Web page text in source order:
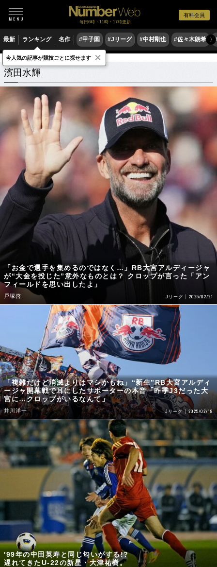
有料会員
毎日6時・11時・17時更新
最新 ランキング 名作 #甲子園 #Jリーグ #中村剛也 #佐々木朗希 〉
濱田水輝 関連記事
濱田水輝
「お金で選手を集めるのではなく…」RB大宮アルディージャ
が“大金を投じた”意外なものとは？ クロップが言った「アン
フィールドを思い出したよ」
戸塚啓 Jリーグ 2025/02/21
「複雑だけど消滅よりはマシかもね」“新生”RB大宮アルディ
ージャ開幕戦で耳にしたサポーターの本音「昨季J3だった大
宮に…クロップがいるなんて」
井川洋一 Jリーグ 2025/02/18
'99年の中田英寿と同じ匂いがする!?
遅れてきたU-22の新星・大津祐樹。
今人気の記事が競技ごとに探せます ×